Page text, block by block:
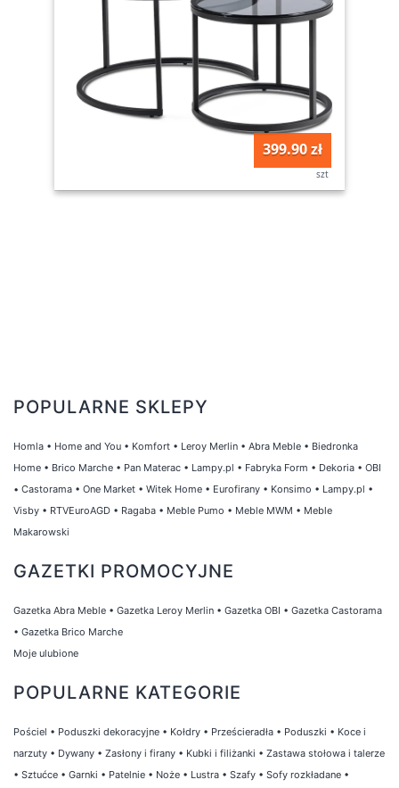
399.90 zł
szt
POPULARNE SKLEPY
Homla • Home and You • Komfort • Leroy Merlin • Abra Meble • Biedronka
Home • Brico Marche • Pan Materac • Lampy.pl • Fabryka Form • Dekoria • OBI
• Castorama • One Market • Witek Home • Eurofirany • Konsimo • Lampy.pl •
Visby • RTVEuroAGD • Ragaba • Meble Pumo • Meble MWM • Meble
Makarowski
GAZETKI PROMOCYJNE
Gazetka Abra Meble • Gazetka Leroy Merlin • Gazetka OBI • Gazetka Castorama
• Gazetka Brico Marche
Moje ulubione
POPULARNE KATEGORIE
Pościel • Poduszki dekoracyjne • Kołdry • Prześcieradła • Poduszki • Koce i
narzuty • Dywany • Zasłony i firany • Kubki i filiżanki • Zastawa stołowa i talerze
• Sztućce • Garnki • Patelnie • Noże • Lustra • Szafy • Sofy rozkładane •